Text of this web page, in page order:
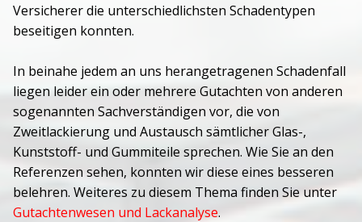
Versicherer die unterschiedlichsten Schadentypen
beseitigen konnten.
In beinahe jedem an uns herangetragenen Schadenfall
liegen leider ein oder mehrere Gutachten von anderen
sogenannten Sachverständigen vor, die von
Zweitlackierung und Austausch sämtlicher Glas-,
Kunststoff- und Gummiteile sprechen. Wie Sie an den
Referenzen sehen, konnten wir diese eines besseren
belehren. Weiteres zu diesem Thema finden Sie unter
Gutachtenwesen und Lackanalyse.